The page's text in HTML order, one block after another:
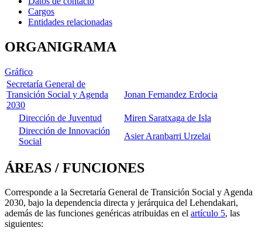
Cargos
Entidades relacionadas
ORGANIGRAMA
Gráfico
Secretaría General de
Transición Social y Agenda
2030
Jonan Fernandez Erdocia
Dirección de Juventud
Miren Saratxaga de Isla
Dirección de Innovación
Social
Asier Aranbarri Urzelai
ÁREAS / FUNCIONES
Corresponde a la Secretaría General de Transición Social y Agenda
2030, bajo la dependencia directa y jerárquica del Lehendakari,
además de las funciones genéricas atribuidas en el artículo 5, las
siguientes: